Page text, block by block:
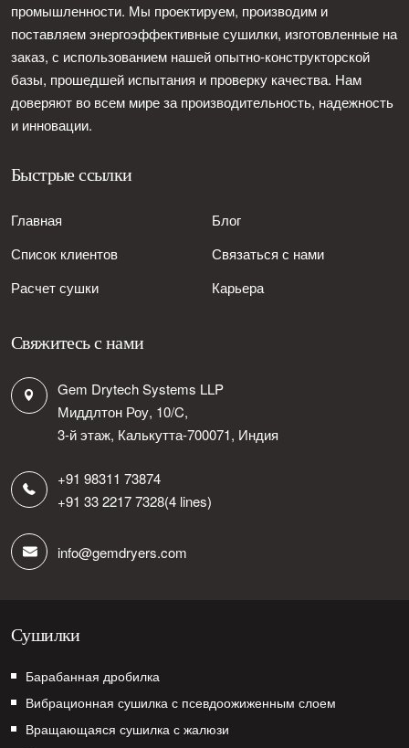
промышленности. Мы проектируем, производим и
поставляем энергоэффективные сушилки, изготовленные на
заказ, с использованием нашей опытно-конструкторской
базы, прошедшей испытания и проверку качества. Нам
доверяют во всем мире за производительность, надежность
и инновации.
Быстрые ссылки
Главная
Список клиентов
Расчет сушки
Блог
Связаться с нами
Карьера
Свяжитесь с нами
Gem Drytech Systems LLP
Миддлтон Роу, 10/C,
3-й этаж, Калькутта-700071, Индия
+91 98311 73874
+91 33 2217 7328(4 lines)
info@gemdryers.com
Сушилки
Барабанная дробилка
Вибрационная сушилка с псевдоожиженным слоем
Вращающаяся сушилка с жалюзи